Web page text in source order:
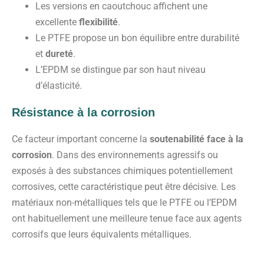
Les versions en caoutchouc affichent une
excellente flexibilité.
Le PTFE propose un bon équilibre entre durabilité
et dureté.
L’EPDM se distingue par son haut niveau
d’élasticité.
Résistance à la corrosion
Ce facteur important concerne la soutenabilité face à la
corrosion. Dans des environnements agressifs ou
exposés à des substances chimiques potentiellement
corrosives, cette caractéristique peut être décisive. Les
matériaux non-métalliques tels que le PTFE ou l’EPDM
ont habituellement une meilleure tenue face aux agents
corrosifs que leurs équivalents métalliques.